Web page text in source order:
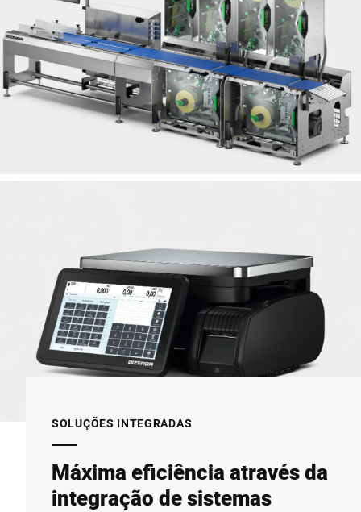
SOLUÇÕES INTEGRADAS
Máxima eficiência através da
integração de sistemas